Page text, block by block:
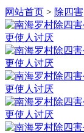
网站首页 > 除四害